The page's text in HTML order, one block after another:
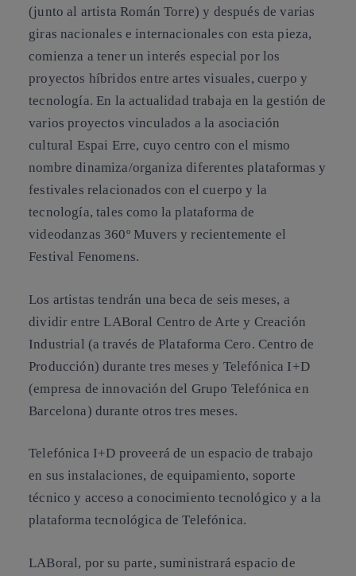
(junto al artista Román Torre) y después de varias
giras nacionales e internacionales con esta pieza,
comienza a tener un interés especial por los
proyectos híbridos entre artes visuales, cuerpo y
tecnología. En la actualidad trabaja en la gestión de
varios proyectos vinculados a la asociación
cultural Espai Erre, cuyo centro con el mismo
nombre dinamiza/organiza diferentes plataformas y
festivales relacionados con el cuerpo y la
tecnología, tales como la plataforma de
videodanzas 360º Muvers y recientemente el
Festival Fenomens.
Los artistas tendrán una beca de seis meses, a
dividir entre LABoral Centro de Arte y Creación
Industrial (a través de Plataforma Cero. Centro de
Producción) durante tres meses y Telefónica I+D
(empresa de innovación del Grupo Telefónica en
Barcelona) durante otros tres meses.
Telefónica I+D proveerá de un espacio de trabajo
en sus instalaciones, de equipamiento, soporte
técnico y acceso a conocimiento tecnológico y a la
plataforma tecnológica de Telefónica.
LABoral, por su parte, suministrará espacio de